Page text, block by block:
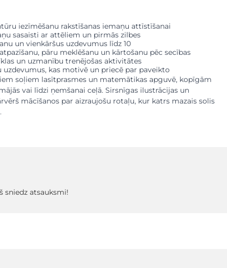
iezīmēšanu rakstīšanas iemaņu attīstīšanai
sasaisti ar attēliem un pirmās zilbes
un vienkāršus uzdevumus līdz 10
pāru meklēšanu un kārtošanu pēc secības
un uzmanību trenējošas aktivitātes
uzdevumus, kas motivē un priecē par paveikto
soļiem lasītprasmes un matemātikas apguvē, kopīgām
vai līdzi ņemšanai ceļā. Sirsnīgas ilustrācijas un
mācīšanos par aizraujošu rotaļu, kur katrs mazais solis
sniedz atsauksmi!